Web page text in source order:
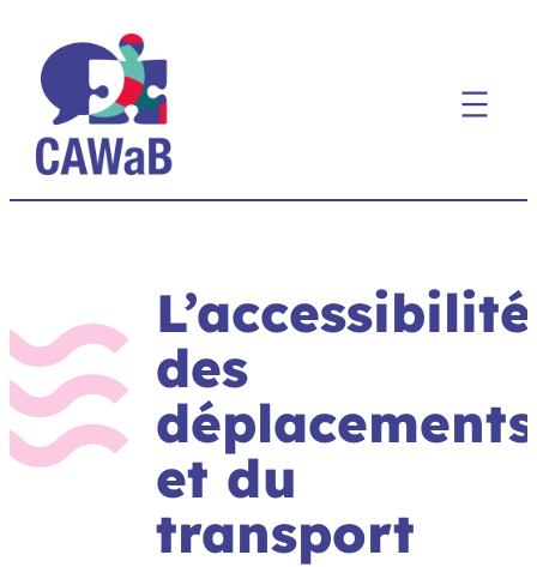
contenu
L’accessibilité
des
déplacements
et du
transport